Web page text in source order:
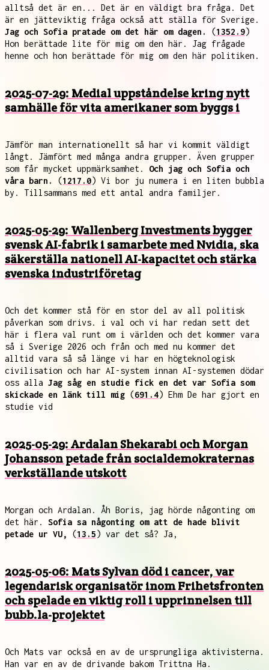
alltså det är en... Det är en väldigt bra fråga. Det
är en jätteviktig fråga också att ställa för Sverige.
Jag och Sofia pratade om det här om dagen.
(1352.9)
Hon berättade lite för mig om den här. Jag frågade
henne och hon berättade för mig om den här politiken.
2025-07-29: Medial uppståndelse kring nytt
samhälle för vita amerikaner som byggs i
Jämför man internationellt så har vi kommit väldigt
långt. Jämfört med många andra grupper. Även grupper
som får mycket uppmärksamhet. Och jag och Sofia och
våra barn.
(1217.0) Vi bor ju numera i en liten bubbla
by. Tillsammans med ett antal andra familjer.
2025-05-29: Wallenberg Investments bygger
svensk AI-fabrik i samarbete med Nvidia, ska
säkerställa nationell AI-kapacitet och stärka
svenska industriföretag
Och det kommer stå för en stor del av all politisk
påverkan som drivs. i val och vi har redan sett det
här i flera val runt om i världen och det kommer vara
så i Sverige 2026 och från och med nu kommer det
alltid vara så så länge vi har en högteknologisk
civilisation och har AI-system innan AI-systemen dödar
oss alla Jag såg en studie fick en det var Sofia som
skickade en länk till mig (691.4) Ehm De har gjort en
studie vid
2025-05-29: Ardalan Shekarabi och Morgan
Johansson petade från socialdemokraternas
verkställande utskott
Morgan och Ardalan. Åh Boris, jag hörde någonting om
det här. Sofia sa någonting om att de hade blivit
petade ur VU,
(13.5) var det så? Ja,
2025-05-06: Mats Sylvan död i cancer, var
legendarisk organisatör inom Frihetsfronten
och spelade en viktig roll i upprinnelsen till
bubb.la-projektet
Och Mats var också en av de ursprungliga aktivisterna.
Han var en av de drivande bakom Trittna Ha.